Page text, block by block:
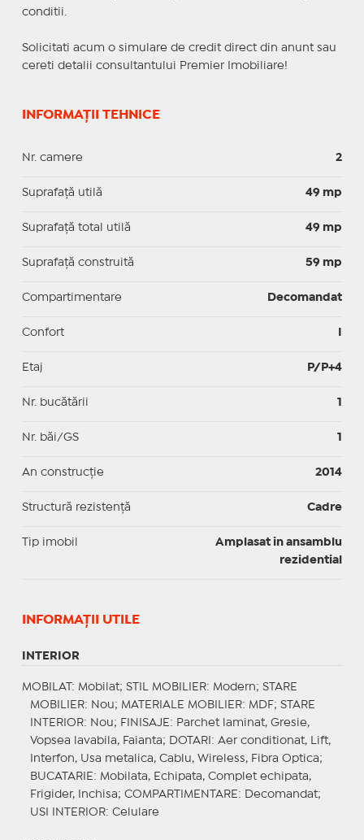
conditii.
Solicitati acum o simulare de credit direct din anunt sau
cereti detalii consultantului Premier Imobiliare!
INFORMAȚII TEHNICE
Nr. camere 2
Suprafaţă utilă 49 mp
Suprafaţă total utilă 49 mp
Suprafaţă construită 59 mp
Compartimentare Decomandat
Confort
Etaj P/P+4
Nr. bucătării 1
Nr. băi/GS 1
An construcție 2014
Structură rezistență Cadre
Tip imobil
Amplasat in ansamblu
rezidential
INFORMAŢII UTILE
INTERIOR
MOBILAT : Mobilat; STIL MOBILIER: Modern; STARE
MOBILIER: Nou; MATERIALE MOBILIER: MDF; STARE
INTERIOR: Nou; FINISAJE : Parchet laminat, Gresie,
Vopsea lavabila, Faianta;
DOTARI : Aer conditionat, Lift,
Interfon, Usa metalica, Cablu, Wireless, Fibra Optica;
BUCATARIE : Mobilata, Echipata, Complet echipata,
Frigider, Inchisa; COMPARTIMENTARE : Decomandat;
USI INTERIOR: Celulare